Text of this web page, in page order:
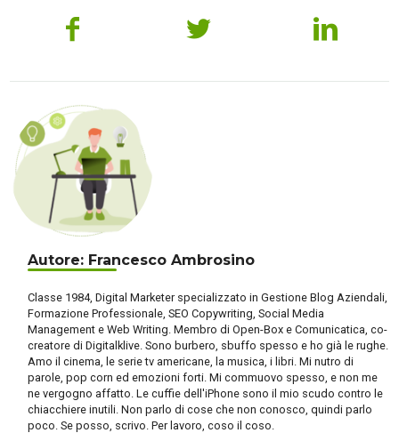
Autore: Francesco Ambrosino
Classe 1984, Digital Marketer specializzato in Gestione Blog Aziendali,
Formazione Professionale, SEO Copywriting, Social Media
Management e Web Writing. Membro di Open-Box e Comunicatica, co-
creatore di Digitalklive. Sono burbero, sbuffo spesso e ho già le rughe.
Amo il cinema, le serie tv americane, la musica, i libri. Mi nutro di
parole, pop corn ed emozioni forti. Mi commuovo spesso, e non me
ne vergogno affatto. Le cuffie dell'iPhone sono il mio scudo contro le
chiacchiere inutili. Non parlo di cose che non conosco, quindi parlo
poco. Se posso, scrivo. Per lavoro, coso il coso.